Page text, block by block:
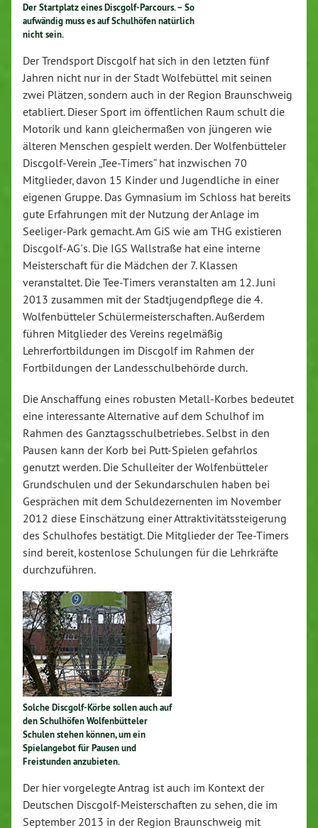
Der Startplatz eines Discgolf-Parcours. – So
aufwändig muss es auf Schulhöfen natürlich
nicht sein.
Der Trendsport Discgolf hat sich in den letzten fünf
Jahren nicht nur in der Stadt Wolfebüttel mit seinen
zwei Plätzen, sondern auch in der Region Braunschweig
etabliert. Dieser Sport im öffentlichen Raum schult die
Motorik und kann gleichermaßen von jüngeren wie
älteren Menschen gespielt werden. Der Wolfenbütteler
Discgolf-Verein „Tee-Timers“ hat inzwischen 70
Mitglieder, davon 15 Kinder und Jugendliche in einer
eigenen Gruppe. Das Gymnasium im Schloss hat bereits
gute Erfahrungen mit der Nutzung der Anlage im
Seeliger-Park gemacht. Am GiS wie am THG existieren
Discgolf-AG´s. Die IGS Wallstraße hat eine interne
Meisterschaft für die Mädchen der 7. Klassen
veranstaltet. Die Tee-Timers veranstalten am 12. Juni
2013 zusammen mit der Stadtjugendpflege die 4.
Wolfenbütteler Schülermeisterschaften. Außerdem
führen Mitglieder des Vereins regelmäßig
Lehrerfortbildungen im Discgolf im Rahmen der
Fortbildungen der Landesschulbehörde durch.
Die Anschaffung eines robusten Metall-Korbes bedeutet
eine interessante Alternative auf dem Schulhof im
Rahmen des Ganztagsschulbetriebes. Selbst in den
Pausen kann der Korb bei Putt-Spielen gefahrlos
genutzt werden. Die Schulleiter der Wolfenbütteler
Grundschulen und der Sekundarschulen haben bei
Gesprächen mit dem Schuldezernenten im November
2012 diese Einschätzung einer Attraktivitätssteigerung
des Schulhofes bestätigt. Die Mitglieder der Tee-Timers
sind bereit, kostenlose Schulungen für die Lehrkräfte
durchzuführen.
Solche Discgolf-Körbe sollen auch auf
den Schulhöfen Wolfenbütteler
Schulen stehen können, um ein
Spielangebot für Pausen und
Freistunden anzubieten.
Der hier vorgelegte Antrag ist auch im Kontext der
Deutschen Discgolf-Meisterschaften zu sehen, die im
September 2013 in der Region Braunschweig mit